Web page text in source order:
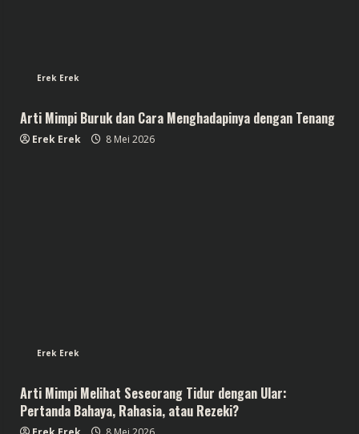
Erek Erek
Arti Mimpi Buruk dan Cara Menghadapinya dengan Tenang
Erek Erek 8 Mei 2026
Erek Erek
Arti Mimpi Melihat Seseorang Tidur dengan Ular:
Pertanda Bahaya, Rahasia, atau Rezeki?